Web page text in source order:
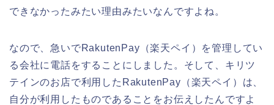
できなかったみたい理由みたいなんですよね。
なので、急いでRakutenPay（楽天ペイ）を管理してい
る会社に電話をすることにしました。そして、キリツ
テインのお店で利用したRakutenPay（楽天ペイ）は、
自分が利用したものであることをお伝えしたんですよ